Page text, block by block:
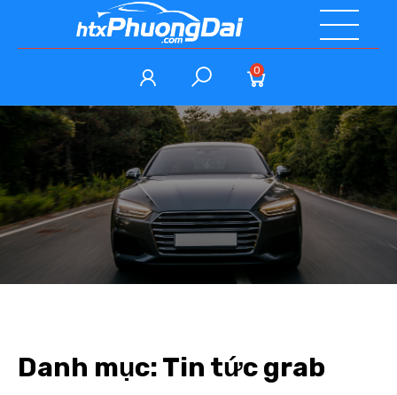
0
Danh mục:Tin tức grab